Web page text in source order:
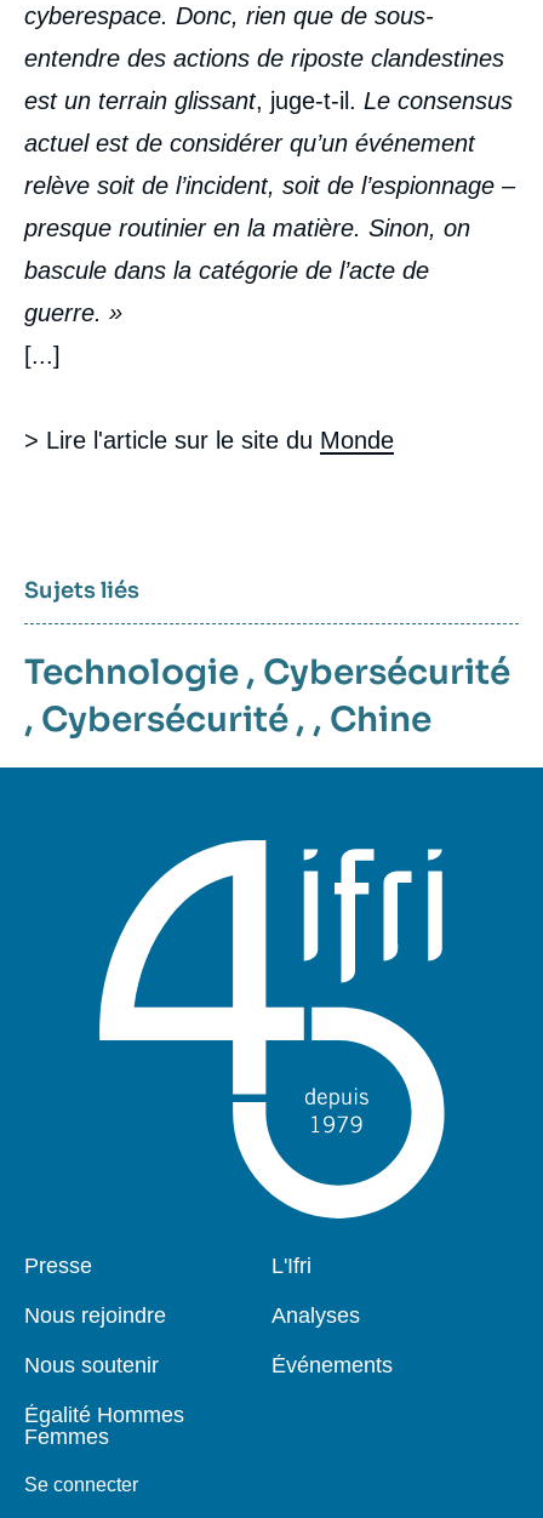
cyberespace. Donc, rien que de sous-
entendre des actions de riposte clandestines
est un terrain glissant, juge-t-il. Le consensus
actuel est de considérer qu’un événement
relève soit de l’incident, soit de l’espionnage –
presque routinier en la matière. Sinon, on
bascule dans la catégorie de l’acte de
guerre. »
[...]
> Lire l'article sur le site du Monde
Sujets liés
Technologie , Cybersécurité
, Cybersécurité , , Chine
Pied
Presse
Nous rejoindre
Nous soutenir
Égalité Hommes
Femmes
Se connecter
Navigation
L'Ifri
Analyses
Événements